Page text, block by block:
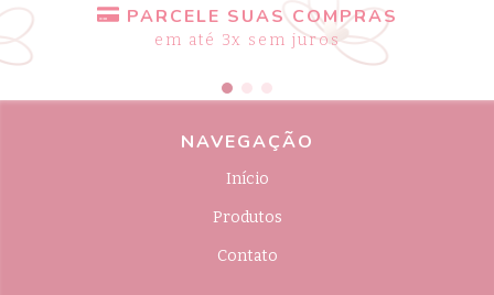
PARCELE SUAS COMPRAS
em até 3x sem juros
NAVEGAÇÃO
Início
Produtos
Contato